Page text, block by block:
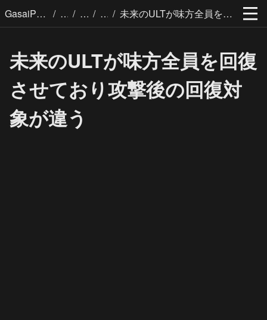
GasaiPages / / / / 未来のULTが味方全員を回復させており攻撃後の回復対象が違う
未来のULTが味方全員を回復
させており攻撃後の回復対
象が違う